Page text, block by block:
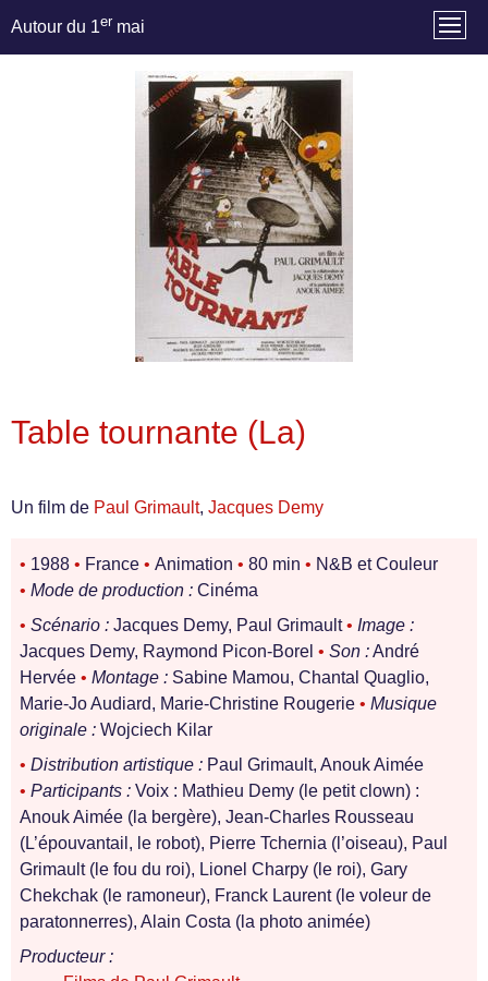
Autour du 1er mai
Table tournante (La)
Un film de Paul Grimault, Jacques Demy
• 1988 • France • Animation • 80 min • N&B et Couleur
• Mode de production : Cinéma
• Scénario : Jacques Demy, Paul Grimault• Image :
Jacques Demy, Raymond Picon-Borel • Son :André
Hervée • Montage : Sabine Mamou, Chantal Quaglio,
Marie-Jo Audiard, Marie-Christine Rougerie • Musique
originale : Wojciech Kilar
• Distribution artistique : Paul Grimault, Anouk Aimée
• Participants : Voix : Mathieu Demy (le petit clown) :
Anouk Aimée (la bergère), Jean-Charles Rousseau
(L’épouvantail, le robot), Pierre Tchernia (l’oiseau), Paul
Grimault (le fou du roi), Lionel Charpy (le roi), Gary
Chekchak (le ramoneur), Franck Laurent (le voleur de
paratonnerres), Alain Costa (la photo animée)
Producteur :